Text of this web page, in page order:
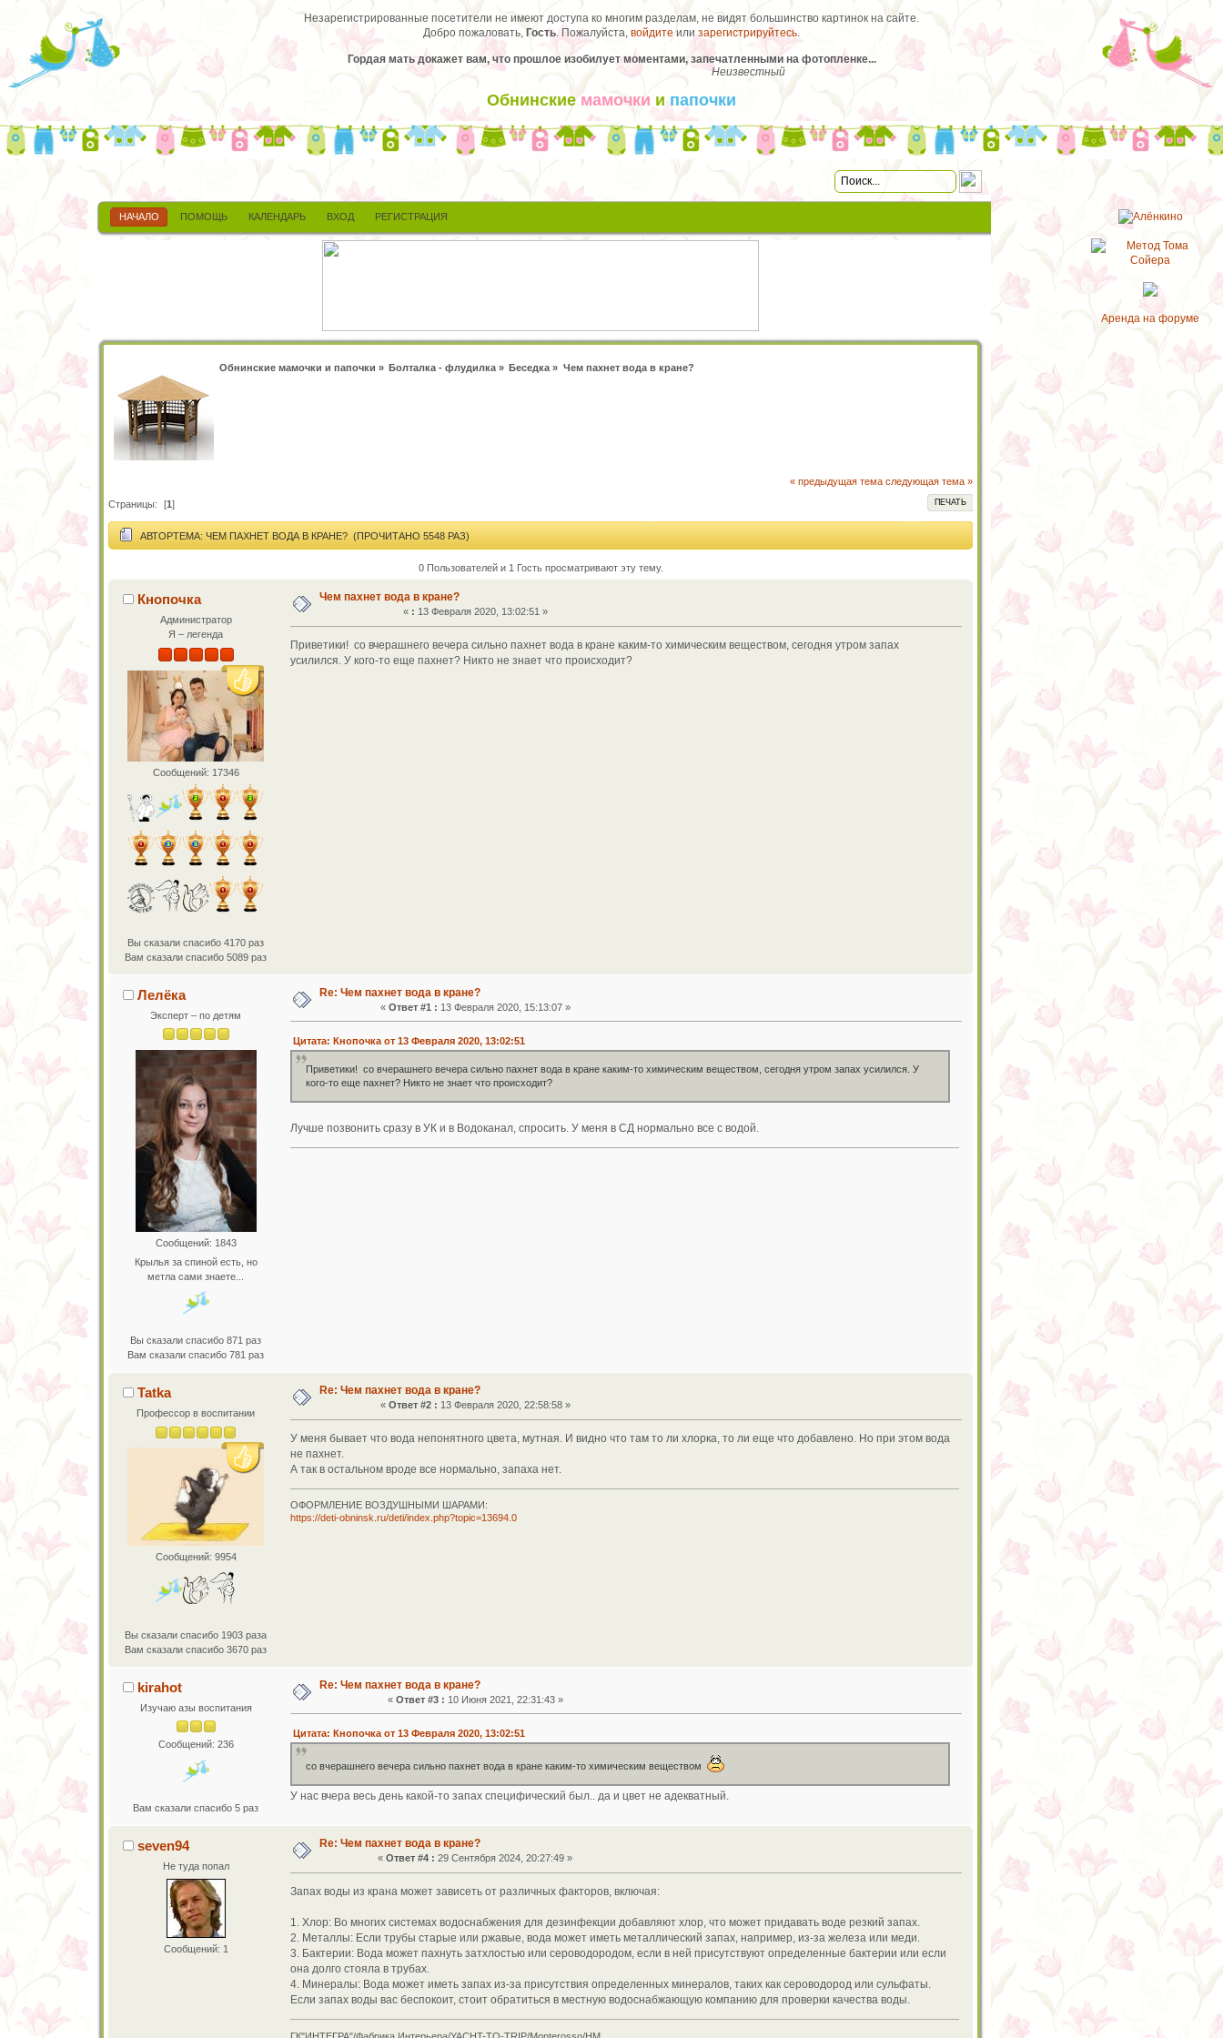
Незарегистрированные посетители не имеют доступа ко многим разделам, не видят большинство картинок на сайте.
Добро пожаловать, Гость. Пожалуйста, войдите илизарегистрируйтесь.
Гордая мать докажет вам, что прошлое изобилует моментами, запечатленными на фотопленке...
Неизвестный
Обнинские мамочки ипапочки
НАЧАЛО ПОМОЩЬ КАЛЕНДАРЬ ВХОД РЕГИСТРАЦИЯ
Обнинские мамочки и папочки » Болталка - флудилка» Беседка » Чем пахнет вода в кране?
« предыдущая тема следующая тема »
ПЕЧАТЬ
Страницы: [1]
АВТОРТЕМА: ЧЕМ ПАХНЕТ ВОДА В КРАНЕ? (ПРОЧИТАНО 5548 РАЗ)
0 Пользователей и 1 Гость просматривают эту тему.
Кнопочка
Администратор
Я – легенда
Сообщений: 17346
Вы сказали спасибо 4170 раз
Вам сказали спасибо 5089 раз
Чем пахнет вода в кране?
« : 13 Февраля 2020, 13:02:51 »
Приветики! со вчерашнего вечера сильно пахнет вода в кране каким-то химическим веществом, сегодня утром запах
усилился. У кого-то еще пахнет? Никто не знает что происходит?
Лелёка
Эксперт – по детям
Сообщений: 1843
Крылья за спиной есть, но
метла сами знаете...
Вы сказали спасибо 871 раз
Вам сказали спасибо 781 раз
Re: Чем пахнет вода в кране?
« Ответ #1 : 13 Февраля 2020, 15:13:07 »
Цитата: Кнопочка от 13 Февраля 2020, 13:02:51
Приветики! со вчерашнего вечера сильно пахнет вода в кране каким-то химическим веществом, сегодня утром запах усилился. У
кого-то еще пахнет? Никто не знает что происходит?
Лучше позвонить сразу в УК и в Водоканал, спросить. У меня в СД нормально все с водой.
Tatka
Профессор в воспитании
Сообщений: 9954
Вы сказали спасибо 1903 раза
Вам сказали спасибо 3670 раз
Re: Чем пахнет вода в кране?
« Ответ #2 : 13 Февраля 2020, 22:58:58 »
У меня бывает что вода непонятного цвета, мутная. И видно что там то ли хлорка, то ли еще что добавлено. Но при этом вода
не пахнет.
А так в остальном вроде все нормально, запаха нет.
ОФОРМЛЕНИЕ ВОЗДУШНЫМИ ШАРАМИ:
https://deti-obninsk.ru/deti/index.php?topic=13694.0
kirahot
Изучаю азы воспитания
Сообщений: 236
Вам сказали спасибо 5 раз
Re: Чем пахнет вода в кране?
« Ответ #3 : 10 Июня 2021, 22:31:43 »
Цитата: Кнопочка от 13 Февраля 2020, 13:02:51
со вчерашнего вечера сильно пахнет вода в кране каким-то химическим веществом
У нас вчера весь день какой-то запах специфический был.. да и цвет не адекватный.
seven94
Не туда попал
Сообщений: 1
Re: Чем пахнет вода в кране?
«Ответ #4 : 29 Сентября 2024, 20:27:49 »
Запах воды из крана может зависеть от различных факторов, включая:
1. Хлор: Во многих системах водоснабжения для дезинфекции добавляют хлор, что может придавать воде резкий запах.
2. Металлы: Если трубы старые или ржавые, вода может иметь металлический запах, например, из-за железа или меди.
3. Бактерии: Вода может пахнуть затхлостью или сероводородом, если в ней присутствуют определенные бактерии или если
она долго стояла в трубах.
4. Минералы: Вода может иметь запах из-за присутствия определенных минералов, таких как сероводород или сульфаты.
Если запах воды вас беспокоит, стоит обратиться в местную водоснабжающую компанию для проверки качества воды.
ГК"ИНТЕГРА"/Фабрика Интерьера/YACHT-TO-TRIP/Monterosso/HM
Аренда на форуме